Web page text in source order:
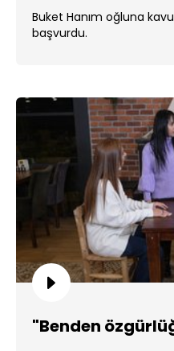
Buket Hanım oğluna
başvurdu.
"Benden